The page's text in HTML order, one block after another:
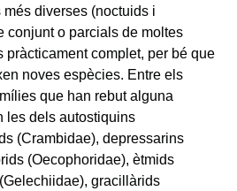
diverses (noctuids i
conjunt o parcials de moltes
pràcticament complet, per bé que
noves espècies. Entre els
que han rebut alguna
les dels autostiquins
(Crambidae), depressarins
(Oecophoridae), ètmids
gracillàrids